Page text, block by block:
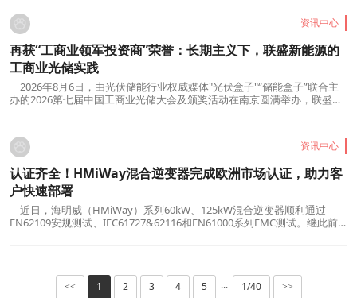
进行奖励。国家和自治区如出台相关补贴政策，优先争...
资讯中心
再获“工商业领军投资商”荣誉：长期主义下，联盛新能源的
工商业光储实践
2026年8月6日，由光伏储能行业权威媒体"光伏盒子"“储能盒子”联合主
办的2026第七届中国工商业光储大会及颁奖活动在南京圆满举办，联盛新
储项目投资领域的前瞻视野...
资讯中心
认证齐全！HMiWay混合逆变器完成欧洲市场认证，助力客
户快速部署
近日，海明威（HMiWay）系列60kW、125kW混合逆变器顺利通过
EN62109安规测试、IEC61727&62116和EN61000系列EMC测试。继此前
<< 1 2 3 4 5 ··· 1/40 >>